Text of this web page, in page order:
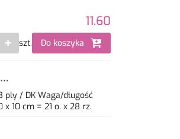
11.60
szt. Do koszyka
ply / DK Waga/długość
10 cm = 21 o. x 28 rz.